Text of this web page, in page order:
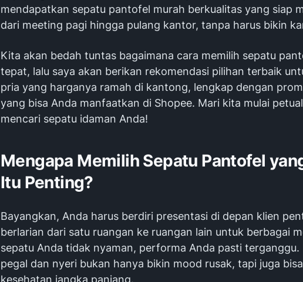
mendapatkan sepatu pantofel murah berkualitas yang siap
dari meeting pagi hingga pulang kantor, tanpa harus bikin
Kita akan bedah tuntas bagaimana cara memilih sepatu
tepat, lalu saya akan berikan rekomendasi pilihan terbaik
pria yang harganya ramah di kantong, lengkap dengan
yang bisa Anda manfaatkan di Shopee. Mari kita mulai
mencari sepatu idaman Anda!
Mengapa Memilih Sepatu Pantofel
Itu Penting?
Bayangkan, Anda harus berdiri presentasi di depan klien
berlarian dari satu ruangan ke ruangan lain untuk berbagai
sepatu Anda tidak nyaman, performa Anda pasti terganggu.
pegal dan nyeri bukan hanya bikin mood rusak, tapi juga
kesehatan jangka panjang.